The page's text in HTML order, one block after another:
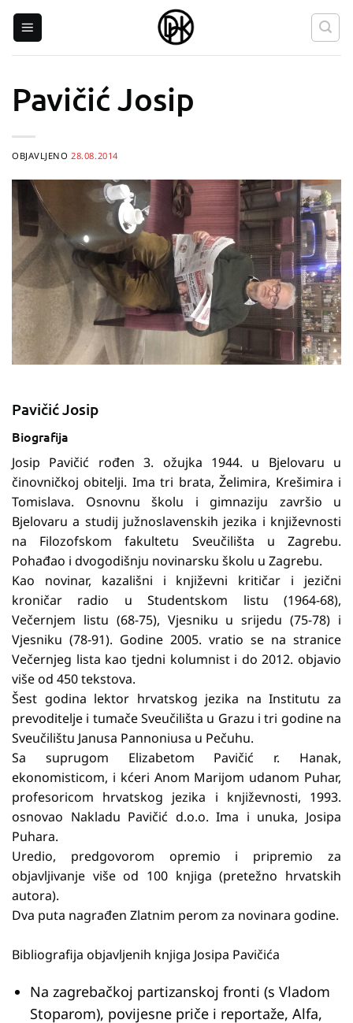
Pavičić Josip
OBJAVLJENO28.08.2014
Pavičić Josip
Biografija
Josip Pavičić rođen 3. ožujka 1944. u Bjelovaru u
činovničkoj obitelji. Ima tri brata, Želimira, Krešimira i
Tomislava. Osnovnu školu i gimnaziju završio u
Bjelovaru a studij južnoslavenskih jezika i književnosti
na Filozofskom fakultetu Sveučilišta u Zagrebu.
Pohađao i dvogodišnju novinarsku školu u Zagrebu.
Kao novinar, kazališni i književni kritičar i jezični
kroničar radio u Studentskom listu (1964-68),
Večernjem listu (68-75), Vjesniku u srijedu (75-78) i
Vjesniku (78-91). Godine 2005. vratio se na stranice
Večernjeg lista kao tjedni kolumnist i do 2012. objavio
više od 450 tekstova.
Šest godina lektor hrvatskog jezika na Institutu za
prevoditelje i tumače Sveučilišta u Grazu i tri godine na
Sveučilištu Janusa Pannoniusa u Pečuhu.
Sa suprugom Elizabetom Pavičić r. Hanak,
ekonomisticom, i kćeri Anom Marijom udanom Puhar,
profesoricom hrvatskog jezika i književnosti, 1993.
osnovao Nakladu Pavičić d.o.o. Ima i unuka, Josipa
Puhara.
Uredio, predgovorom opremio i pripremio za
objavljivanje više od 100 knjiga (pretežno hrvatskih
autora).
Dva puta nagrađen Zlatnim perom za novinara godine.
Bibliografija objavljenih knjiga Josipa Pavičića
Na zagrebačkoj partizanskoj fronti (s Vladom
Stoparom), povijesne priče i reportaže, Alfa,